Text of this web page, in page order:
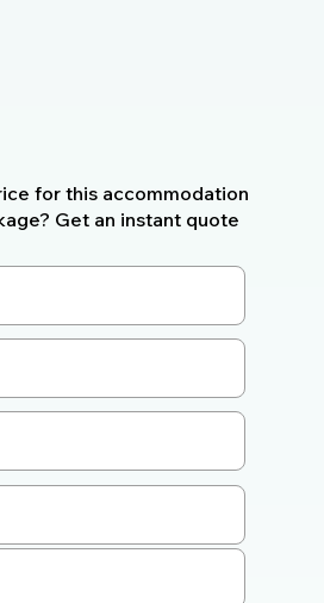
for this accommodation
Get an instant quote